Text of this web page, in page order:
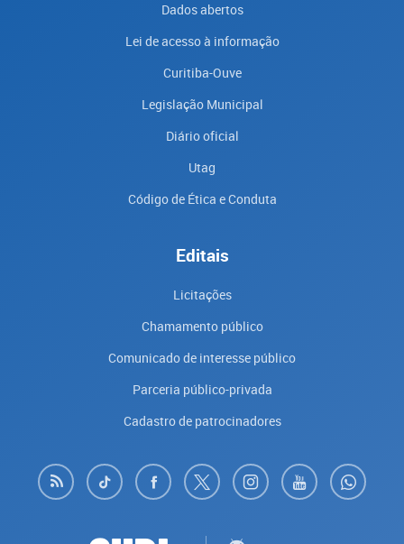
Dados abertos
Lei de acesso à informação
Curitiba-Ouve
Legislação Municipal
Diário oficial
Utag
Código de Ética e Conduta
Editais
Licitações
Chamamento público
Comunicado de interesse público
Parceria público-privada
Cadastro de patrocinadores